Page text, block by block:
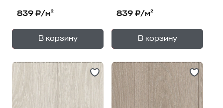
839 ₽/м²
В корзину
— 1уп.
839 ₽/м²
В корзину
— 1уп.